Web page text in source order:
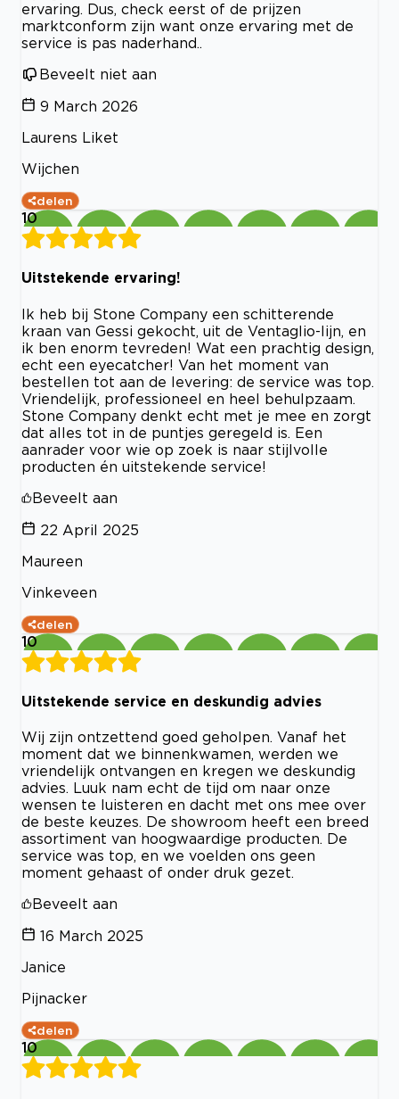
ervaring. Dus, check eerst of de prijzen
marktconform zijn want onze ervaring met de
service is pas naderhand..
Beveelt niet aan
9 March 2026
Laurens Liket
Wijchen
delen
10
Uitstekende ervaring!
Ik heb bij Stone Company een schitterende
kraan van Gessi gekocht, uit de Ventaglio-lijn, en
ik ben enorm tevreden! Wat een prachtig design,
echt een eyecatcher! Van het moment van
bestellen tot aan de levering: de service was top.
Vriendelijk, professioneel en heel behulpzaam.
Stone Company denkt echt met je mee en zorgt
dat alles tot in de puntjes geregeld is. Een
aanrader voor wie op zoek is naar stijlvolle
producten én uitstekende service!
Beveelt aan
22 April 2025
Maureen
Vinkeveen
delen
10
Uitstekende service en deskundig advies
Wij zijn ontzettend goed geholpen. Vanaf het
moment dat we binnenkwamen, werden we
vriendelijk ontvangen en kregen we deskundig
advies. Luuk nam echt de tijd om naar onze
wensen te luisteren en dacht met ons mee over
de beste keuzes. De showroom heeft een breed
assortiment van hoogwaardige producten. De
service was top, en we voelden ons geen
moment gehaast of onder druk gezet.
Beveelt aan
16 March 2025
Janice
Pijnacker
delen
10